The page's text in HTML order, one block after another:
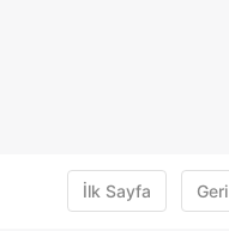
İlk Sayfa Geri